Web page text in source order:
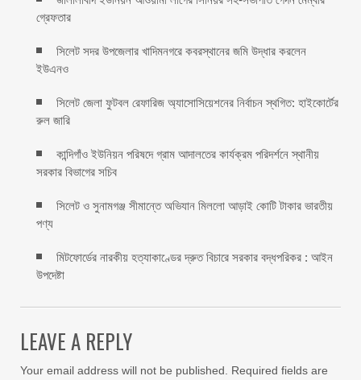
গ্রেফতার
সিলেট সদর উপজেলার খাদিমনগরে কবরস্থানের জমি উদ্ধার করলেন
ইউএনও
সিলেট জেলা ফুটবল রেফারিজ অ্যাসোসিয়েশনের নির্বাচন স্থগিত: হাইকোর্টের
রুল জারি ‎
কান্দিগাঁও ইউনিয়ন পরিষদে গ্রাম আদালতের কার্যক্রম পরিদর্শনে স্থানীয়
সরকার বিভাগের সচিব ‎
সিলেট ও সুনামগঞ্জ সীমান্তে অভিযান মিললো আড়াই কোটি টাকার ভারতীয়
পণ্য
মিটফোর্ডের নারকীয় হত্যাকাণ্ডের দ্রুত বিচারে সরকার বদ্ধপরিকর : আইন
উপদেষ্টা
LEAVE A REPLY
Your email address will not be published.
Required fields are